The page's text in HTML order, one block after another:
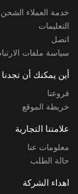
خدمة العملاء الشحن
التعليمات
اتصل
سياسة ملفات
أين يمكنك أن تجدنا
فروعنا
خريطة الموقع
علامتنا التجارية
معلومات عنا
حالة الطلب
اهداء الشركة